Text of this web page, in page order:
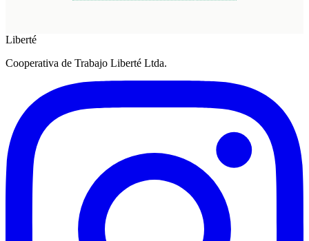
Liberté
Cooperativa de Trabajo Liberté Ltda.